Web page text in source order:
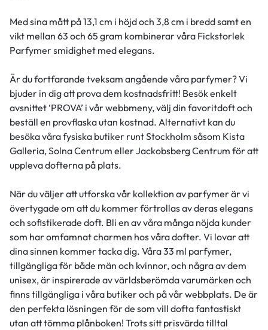
Med sina mått på 13,1 cm i höjd och 3,8 cm i bredd samt en
vikt mellan 63 och 65 gram kombinerar våra Fickstorlek
Parfymer smidighet med elegans.
Är du fortfarande tveksam angående våra parfymer? Vi
bjuder in dig att prova dem kostnadsfritt! Besök enkelt
avsnittet ‘PROVA’ i vår webbmeny, välj din favoritdoft och
beställ en provflaska utan kostnad. Alternativt kan du
besöka våra fysiska butiker runt Stockholm såsom Kista
Galleria, Solna Centrum eller Jackobsberg Centrum för att
uppleva dofterna på plats.
När du väljer att utforska vår kollektion av parfymer är vi
övertygade om att du kommer förtrollas av deras elegans
och sofistikerade doft. Bli en av våra många nöjda kunder
som har omfamnat charmen hos våra dofter. Vi lovar att
dina sinnen kommer tacka dig. Våra 33 ml parfymer,
tillgängliga för både män och kvinnor, och några av dem
unisex, är inspirerade av världsberömda varumärken och
finns tillgängliga i våra butiker och på vår webbplats. De är
den perfekta lösningen för de som vill dofta fantastiskt
utan att tömma plånboken! Trots sitt prisvärda tilltal